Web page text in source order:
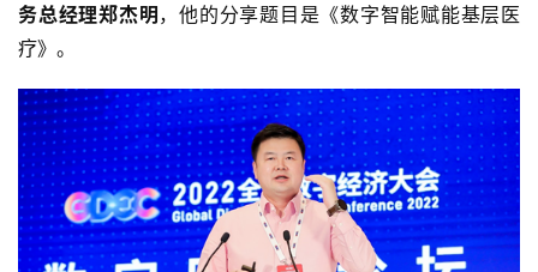
务总经理郑杰明，他的分享题目是《数字智能赋能基层医
疗》。